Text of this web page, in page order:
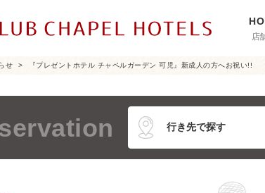
店
せ 『プレゼントホテル チャペルガーデン 可児』新成人の方へお祝い!!